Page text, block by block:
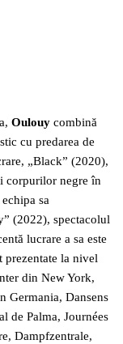
Oulouy combină
cu predarea de
„Black” (2020),
corpurilor negre în
sa
(2022), spectacolul
lucrare a sa este
prezentate la nivel
din New York,
Germania, Dansens
de Palma, Journées
Dampfzentrale,